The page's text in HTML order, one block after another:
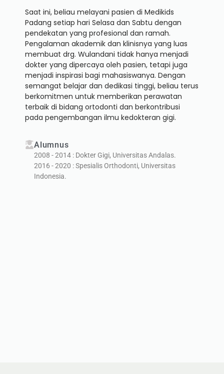
Saat ini, beliau melayani pasien di Medikids
Padang setiap hari Selasa dan Sabtu dengan
pendekatan yang profesional dan ramah.
Pengalaman akademik dan klinisnya yang luas
membuat drg. Wulandani tidak hanya menjadi
dokter yang dipercaya oleh pasien, tetapi juga
menjadi inspirasi bagi mahasiswanya. Dengan
semangat belajar dan dedikasi tinggi, beliau terus
berkomitmen untuk memberikan perawatan
terbaik di bidang ortodonti dan berkontribusi
pada pengembangan ilmu kedokteran gigi.
Alumnus
2008 - 2014 : Dokter Gigi, Universitas Andalas.
2016 - 2020 : Spesialis Orthodonti, Universitas
Indonesia.